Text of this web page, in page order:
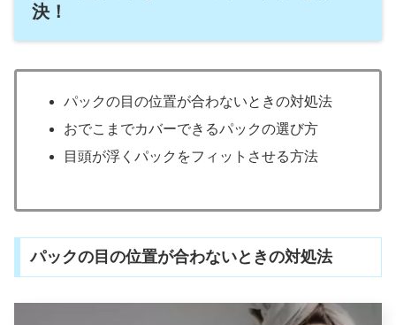
決！
パックの目の位置が合わないときの対処法
おでこまでカバーできるパックの選び方
目頭が浮くパックをフィットさせる方法
パックの目の位置が合わないときの対処法